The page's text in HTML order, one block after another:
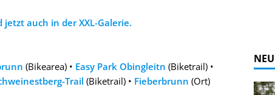
jetzt auch in der XXL-Galerie.
(Bikearea) • Easy Park Obingleitn (Biketrail) •
Trail (Biketrail) • Fieberbrunn (Ort)